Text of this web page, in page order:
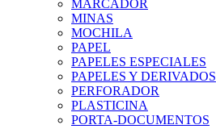
MARCADOR
MINAS
MOCHILA
PAPEL
PAPELES ESPECIALES
PAPELES Y DERIVADOS
PERFORADOR
PLASTICINA
PORTA-DOCUMENTOS